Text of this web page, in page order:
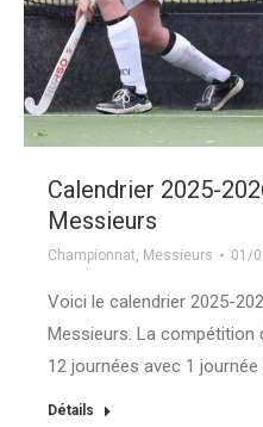
Calendrier 2025-
Messieurs
Championnat, Messieurs 01/
Voici le calendrier 2025-
Messieurs. La compétition
12 journées avec 1
Détails